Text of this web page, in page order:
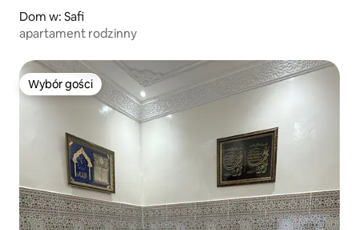
Dom w: Safi
apartament rodzinny
Wybór gości
Wybór gości